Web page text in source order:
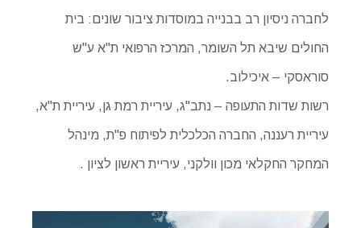
לחברה ניסיון רב בבנייה במוסדות ציבור שונים: בית
החולים שיבא תל השומר, המרכז הרפואי ת"א ע"ש
סוראסקי – איכילוב.
רשות שדות התעופה – נתב"ג, עיריית רמת גן, עיריית ת"א,
עיריית רעננה, החברה הכלכלית לפיתוח פ"ת, מינהל
המחקר החקלאי מכון וולקני, עיריית ראשון לציון .